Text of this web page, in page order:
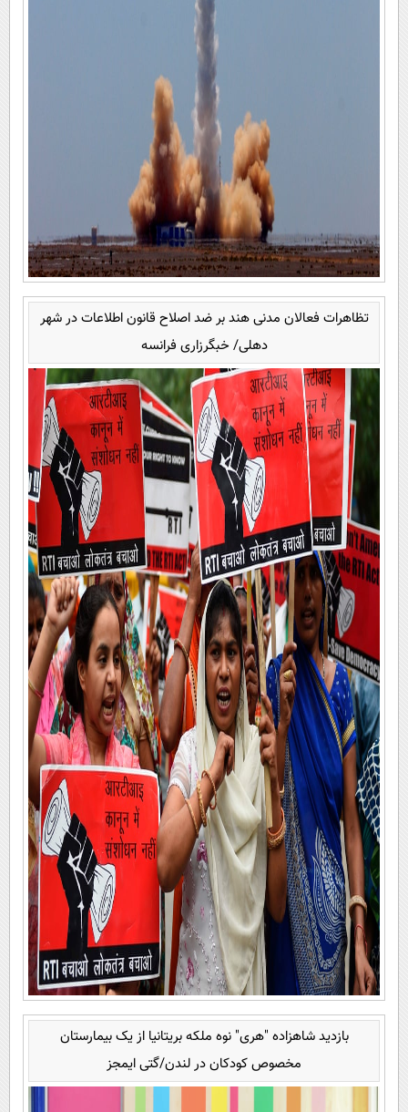
تظاهرات فعالان مدنی هند بر ضد اصلاح قانون اطلاعات در شهر
دهلی/ خبگرزاری فرانسه
بازدید شاهزاده "هری" نوه ملکه بریتانیا از یک بیمارستان
مخصوص کودکان در لندن/گتی ایمجز